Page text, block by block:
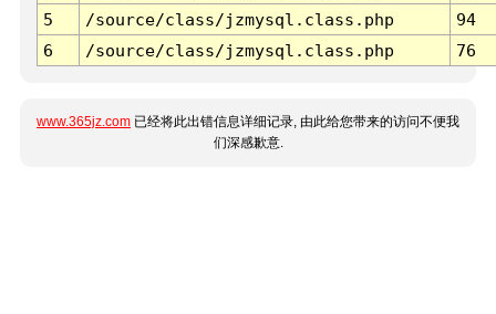
5
/source/class/jzmysql.class.php
94
6
/source/class/jzmysql.class.php 76
www.365jz.com 已经将此出错信息详细记录, 由此给您带来的访问不便我
们深感歉意.